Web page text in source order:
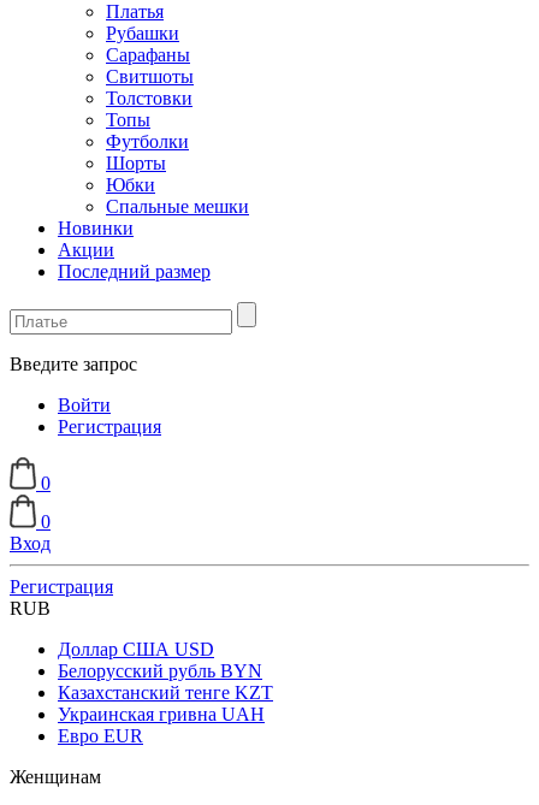
Платья
Рубашки
Сарафаны
Свитшоты
Толстовки
Топы
Футболки
Шорты
Юбки
Спальные мешки
Новинки
Акции
Последний размер
Введите запрос
Войти
Регистрация
0
0
Вход
Регистрация
RUB
Доллар США USD
Белорусский рубль BYN
Казахстанский тенге KZT
Украинская гривна UAH
Евро EUR
Женщинам